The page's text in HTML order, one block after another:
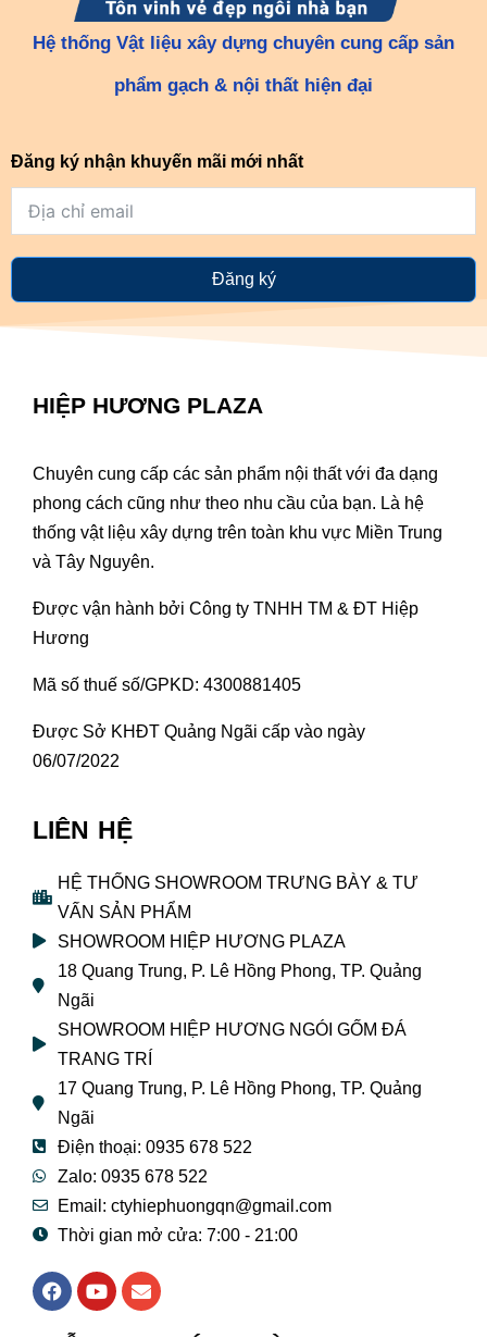
Hệ thống Vật liệu xây dựng chuyên cung cấp sản
phẩm gạch & nội thất hiện đại
Đăng ký nhận khuyến mãi mới nhất
Đăng ký
HIỆP HƯƠNG PLAZA
Chuyên cung cấp các sản phẩm nội thất với đa dạng
phong cách cũng như theo nhu cầu của bạn. Là hệ
thống vật liệu xây dựng trên toàn khu vực Miền Trung
và Tây Nguyên.
Được vận hành bởi Công ty TNHH TM & ĐT Hiệp
Hương
Mã số thuế số/GPKD: 4300881405
Được Sở KHĐT Quảng Ngãi cấp vào ngày
06/07/2022
LIÊN HỆ
HỆ THỐNG SHOWROOM TRƯNG BÀY & TƯ
VẤN SẢN PHẨM
SHOWROOM HIỆP HƯƠNG PLAZA
18 Quang Trung, P. Lê Hồng Phong, TP. Quảng
Ngãi
SHOWROOM HIỆP HƯƠNG NGÓI GỐM ĐÁ
TRANG TRÍ
17 Quang Trung, P. Lê Hồng Phong, TP. Quảng
Ngãi
Điện thoại: 0935 678 522
Zalo: 0935 678 522
Email: ctyhiephuongqn@gmail.com
Thời gian mở cửa: 7:00 - 21:00
F
a
Y
o
E
n